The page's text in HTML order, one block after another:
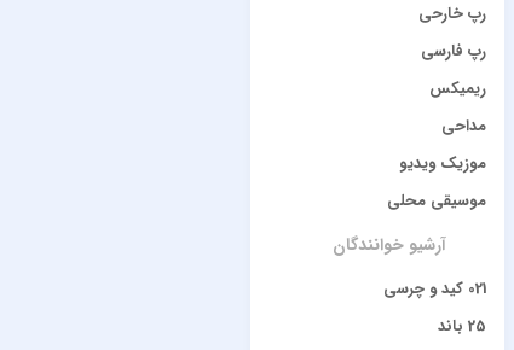
رپ خارحی
رپ فارسی
ریمیکس
مداحی
موزیک ویدیو
موسیقی محلی
آرشیو خوانندگان
021 کید و چرسی
25 باند